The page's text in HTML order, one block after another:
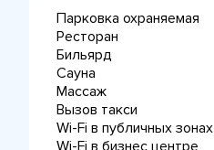
Парковка охраняемая
Ресторан
Бильярд
Сауна
Массаж
Вызов такси
Wi-Fi в публичных зонах